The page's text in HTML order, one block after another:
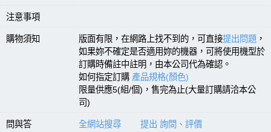
注意事項
購物須知 版面有限，在網路上找不到的，可直接提出問題 ，
如果妳不確定是否適用妳的機器，可將使用機型於
訂購時備註中註明，由本公司代為確認。
如何指定訂購 產品規格(顏色)
限量供應5(組/個)，售完為止(大量訂購請洽本公
司)
問與答 全網站搜尋 提出 詢問、評價